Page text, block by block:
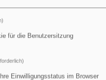
für die Benutzersitzung
Einwilligungsstatus im Browser